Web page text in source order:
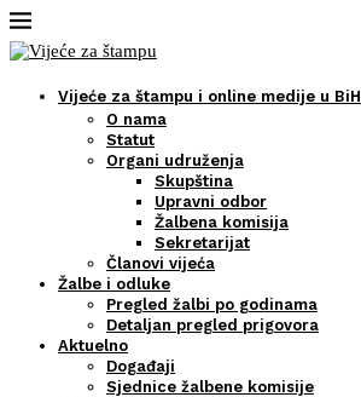
Vijeće za štampu i online medije u BiH
O nama
Statut
Organi udruženja
Skupština
Upravni odbor
Žalbena komisija
Sekretarijat
Članovi vijeća
Žalbe i odluke
Pregled žalbi po godinama
Detaljan pregled prigovora
Aktuelno
Događaji
Sjednice žalbene komisije